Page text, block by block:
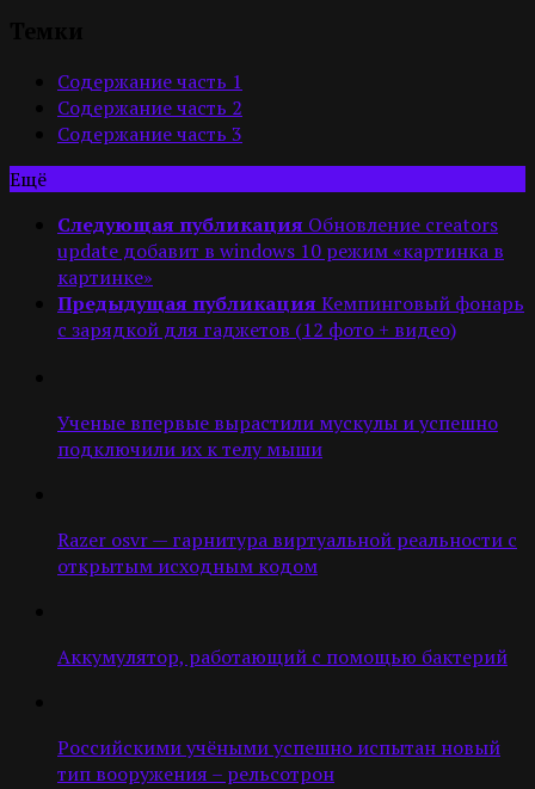
Содержание часть 1
Содержание часть 2
Содержание часть 3
Ещё
Следующая публикация Обновление creators
update добавит в windows 10 режим «картинка в
картинке»
Предыдущая публикация Кемпинговый фонарь
с зарядкой для гаджетов (12 фото + видео)
Ученые впервые вырастили мускулы и успешно
подключили их к телу мыши
Razer osvr — гарнитура виртуальной реальности с
открытым исходным кодом
Аккумулятор, работающий с помощью бактерий
Российскими учёными успешно испытан новый
тип вооружения – рельсотрон